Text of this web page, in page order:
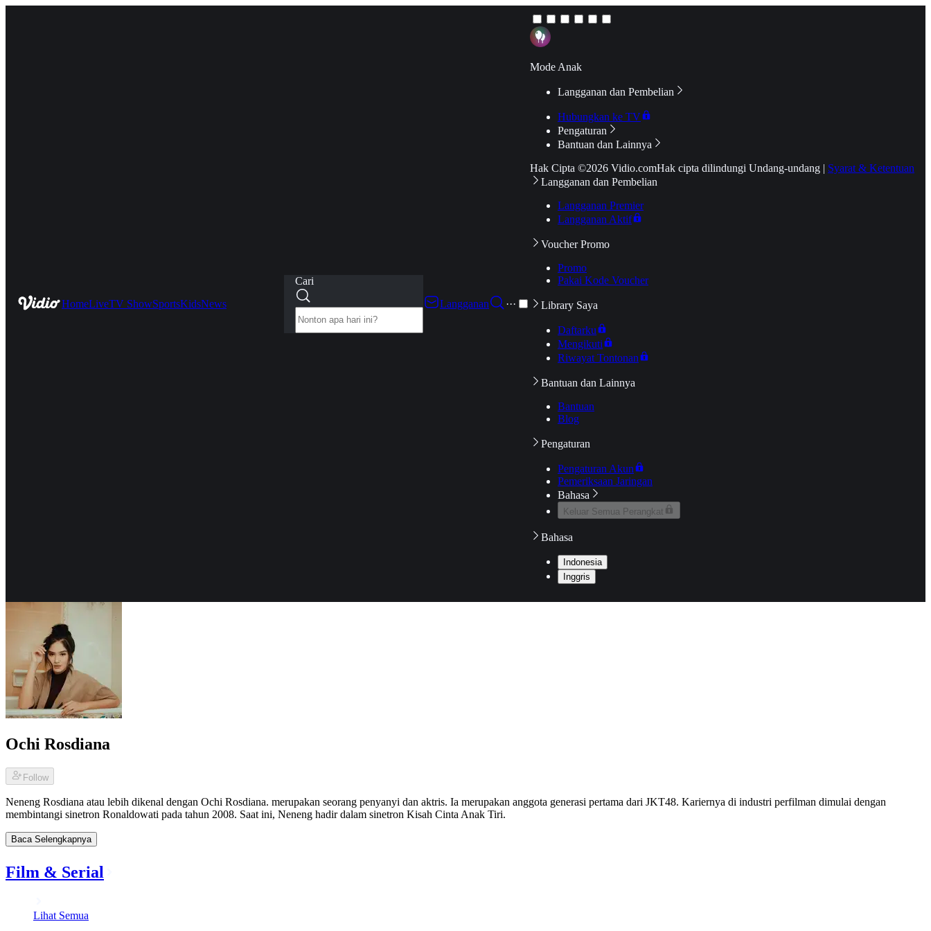
HomeLiveTV ShowSportsKidsNews
Cari
Langganan
···
Mode Anak
Langganan dan Pembelian
Hubungkan ke TV
Pengaturan
Bantuan dan Lainnya
Hak Cipta ©2026 Vidio.comHak cipta dilindungi Undang-undang | Syarat & Ketentuan
Langganan dan Pembelian
Langganan Premier
Langganan Aktif
Voucher Promo
Promo
Pakai Kode Voucher
Library Saya
Daftarku
Mengikuti
Riwayat Tontonan
Bantuan dan Lainnya
Bantuan
Blog
Pengaturan
Pengaturan Akun
Pemeriksaan Jaringan
Bahasa
Keluar Semua Perangkat
Bahasa
Indonesia
Inggris
Ochi Rosdiana
Follow
Neneng Rosdiana atau lebih dikenal dengan Ochi Rosdiana. merupakan seorang penyanyi dan aktris. Ia merupakan anggota generasi pertama dari JKT48. Kariernya di industri perfilman dimulai dengan
membintangi sinetron Ronaldowati pada tahun 2008. Saat ini, Neneng hadir dalam sinetron Kisah Cinta Anak Tiri.
Baca Selengkapnya
Film & Serial
Lihat Semua